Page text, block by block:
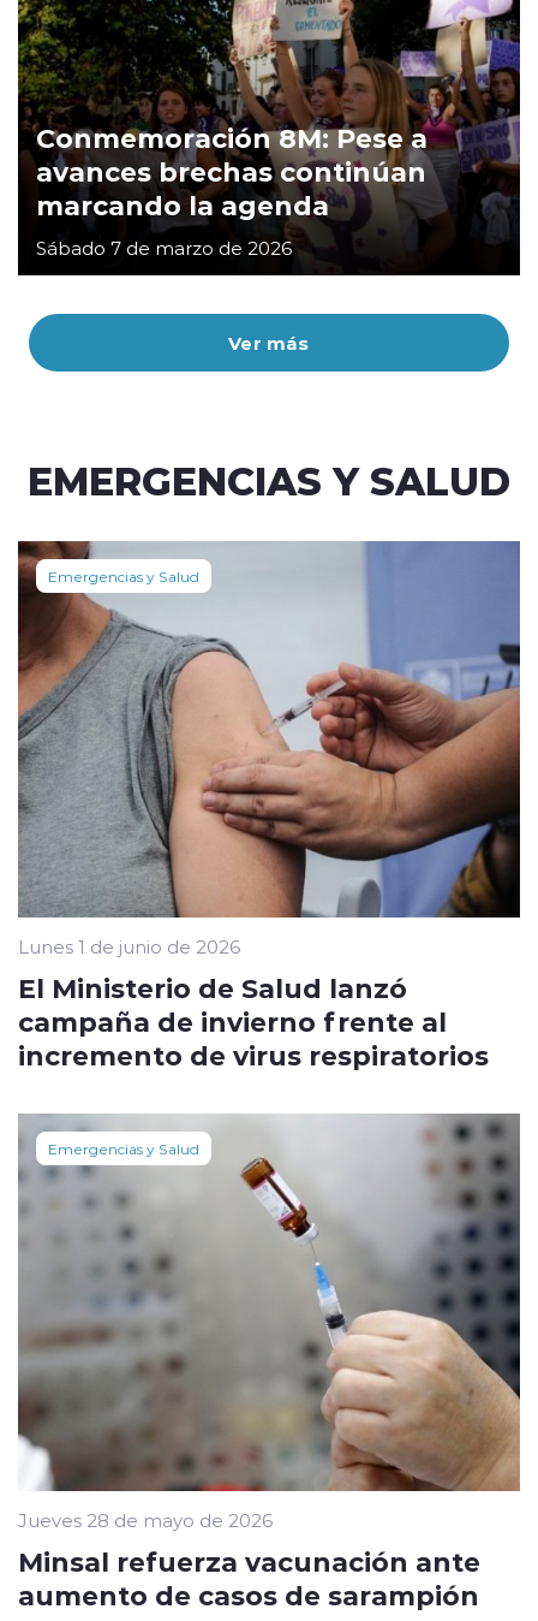
Ver más
Conmemoración 8M: Pese a
avances brechas continúan
marcando la agenda
Sábado 7 de marzo de 2026
EMERGENCIAS Y SALUD
Emergencias y Salud
Lunes 1 de junio de 2026
El Ministerio de Salud lanzó
campaña de invierno frente al
incremento de virus respiratorios
Emergencias y Salud
Jueves 28 de mayo de 2026
Minsal refuerza vacunación ante
aumento de casos de sarampión